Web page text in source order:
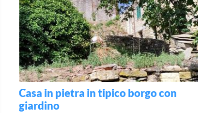
Casa in pietra in tipico borgo con
giardino